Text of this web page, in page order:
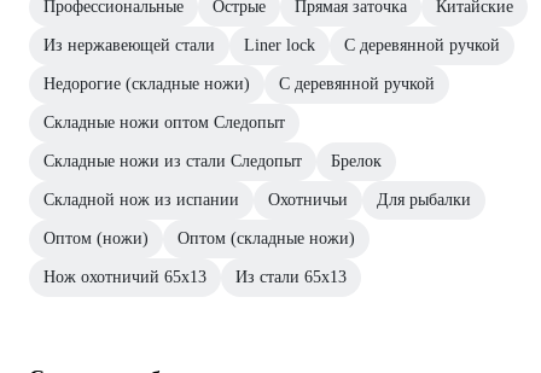
Профессиональные Острые Прямая заточка Китайские
Из нержавеющей стали Liner lock C деревянной ручкой
Недорогие (складные ножи) С деревянной ручкой
Складные ножи оптом Следопыт
Складные ножи из стали Следопыт Брелок
Складной нож из испании Охотничьи Для рыбалки
Оптом (ножи) Оптом (складные ножи)
Нож охотничий 65х13 Из стали 65х13